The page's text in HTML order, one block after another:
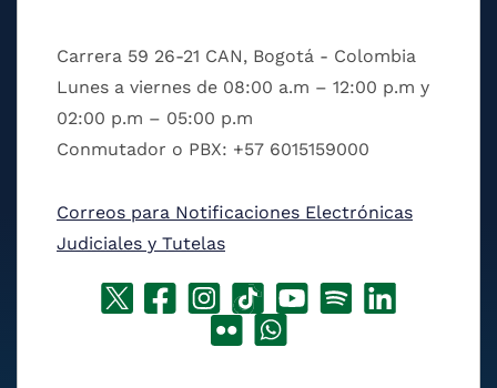
Carrera 59 26-21 CAN, Bogotá - Colombia
Lunes a viernes de 08:00 a.m – 12:00 p.m y
02:00 p.m – 05:00 p.m
Conmutador o PBX: +57 6015159000
Correos para Notificaciones Electrónicas
Judiciales y Tutelas